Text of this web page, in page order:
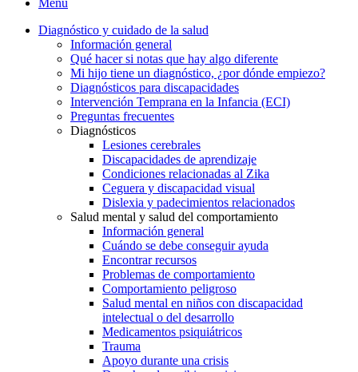
Diagnóstico y cuidado de la salud
Información general
Qué hacer si notas que hay algo diferente
Mi hijo tiene un diagnóstico, ¿por dónde empiezo?
Diagnósticos para discapacidades
Intervención Temprana en la Infancia (ECI)
Preguntas frecuentes
Diagnósticos
Lesiones cerebrales
Discapacidades de aprendizaje
Condiciones relacionadas al Zika
Ceguera y discapacidad visual
Dislexia y padecimientos relacionados
Salud mental y salud del comportamiento
Información general
Cuándo se debe conseguir ayuda
Encontrar recursos
Problemas de comportamiento
Comportamiento peligroso
Salud mental en niños con discapacidad
intelectual o del desarrollo
Medicamentos psiquiátricos
Trauma
Apoyo durante una crisis